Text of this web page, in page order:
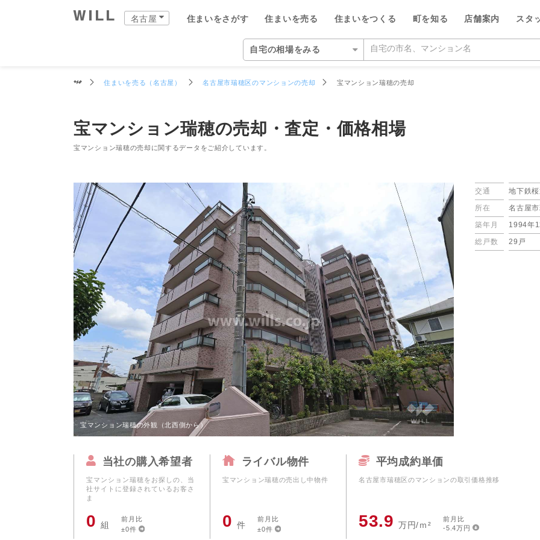
名古屋 住まいをさがす 住まいを売る 住まいをつくる 町を知る 店舗案内 スタ
自宅の相場をみる
住まいをさがす
住まい事例をさがす
営業所をさがす
スタッフをさがす
住まいをさがす（名古屋） TOP 住所からさがす
学校区からさがす
特徴からさがす
投資用物件をさがす
新着物件をさがす
価格変更物件をさがす
設備からさがす
シンプル検索
AIでさがす
相場データ提供サービス
買替えシミュレーション
買替え成功のポイント
不動産相場価格推定システム
購入時・購入後のサポート
不動産用語
住まいをさがすときに役立つ読
住まいを売る（名古屋） TOP 仲介手数料が最大半額
住まいの魅力を引き出す宣伝力
チームで売却をサポート
建物の検査と保証サービス
AI査定＋チャット相談
相場データ提供サービス
買替えシミュレーション
お客さまの声（売却）
売主さま向けのサービス
割引サービスの案内
住まいを売るときに役立つ読み
中古×リフォーム（名古屋） TOP
中古×リフォームとは
チームワークで住まい作りをサポート
工事の様子を共有するイエナカログ
安心の自社施工・自社管理体制
知っておきたいトラブル
購入時・購入後のサポート
リフォームするときに役立つ読
町を知る（名古屋） TOP 名古屋市千種区
名古屋市中区
名古屋市昭和区
名古屋市東区
名古屋市守山区
名古屋市北区
名古屋市瑞穂区
名古屋市天白区
名古屋市中村区
長久手市
尾張旭市
日進市
名古屋市熱田区
名古屋の店舗一覧 TOP 覚王山営業所
御器所営業所
久屋大通営業所
新瑞橋営業所
大曽根営業所
ウィルグループの全スタッフ TOP ウィルのスタッフ
ウィルフィナンシャルコミュニケーシ
ョンズのスタッフ
企業情報 TOP
トップメッセージ
歴史・沿革
組織図
開発分譲実績
本社へのアクセス
採用情報
CSR活動
ウィルのストーリー
会社への問合せ
事業紹介
不動産流通事業
リフォーム・リノベーション事業
開発分譲事業
ファイナンシャルプランニング事業
家具事業
賃貸事業
広告代理・クリエイティブ事業
コンサルティング事業
デジタルマーケティング事業
投資家の皆様へ
決算発表
IRカレンダー
IRライブラリー
電子公告
株式関連情報
会社見学会
IRに関する問合せ
住まいを売る（名古屋） 名古屋市瑞穂区のマンションの売却 宝マンション瑞穂の売却
宝マンション瑞穂の売却・査定・価格相場
宝マンション瑞穂の売却に関するデータをご紹介しています。
宝マンション瑞穂の売却
宝マンション瑞穂の外観（北西側から）
交通
地下鉄
所在
名古屋
築年月
1994年
総戸数
29戸
当社の購入希望者
宝マンション瑞穂をお探しの、当
社サイトに登録されているお客さ
ま
0 組
前月比
±0件
ライバル物件
宝マンション瑞穂の売出し中物件
0 件
前月比
±0件
平均成約単価
名古屋市瑞穂区のマンションの取引価格推移
53.9 万円/ｍ²
前月比
-5.4万円